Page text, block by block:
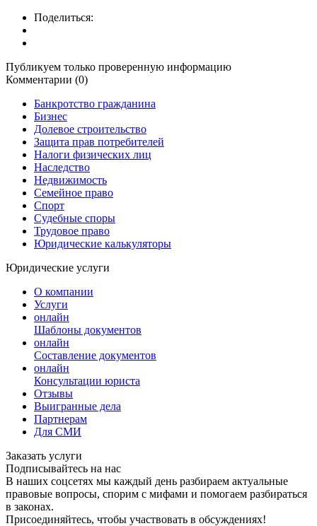
Поделиться:
Публикуем только проверенную информацию
Комментарии (0)
Банкротство гражданина
Бизнес
Долевое строительство
Защита прав потребителей
Налоги физических лиц
Наследство
Недвижимость
Семейное право
Спорт
Судебные споры
Трудовое право
Юридические калькуляторы
Юридические услуги
О компании
Услуги
онлайн
Шаблоны документов
онлайн
Составление документов
онлайн
Консультации юриста
Отзывы
Выигранные дела
Партнерам
Для СМИ
Заказать услуги
Подписывайтесь на нас
В наших соцсетях мы каждый день разбираем актуальные
правовые вопросы, спорим с мифами и помогаем разбираться
в законах.
Присоединяйтесь, чтобы участвовать в обсуждениях!